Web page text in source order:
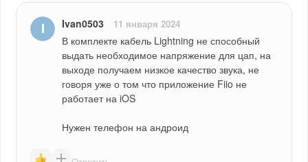
Ivan0503 11 января 2024
В комплекте кабель Lightning не способный
выдать необходимое напряжение для цап, на
выходе получаем низкое качество звука, не
говоря уже о том что приложение Fiio не
работает на iOS
Нужен телефон на андроид